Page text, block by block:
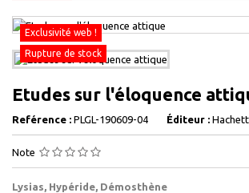
Exclusivité web !
Rupture de stock
Etudes sur l'éloquence
Reférence : PLGL-190609-04 Éditeur :
Note
Lysias, Hypéride, Démosthène